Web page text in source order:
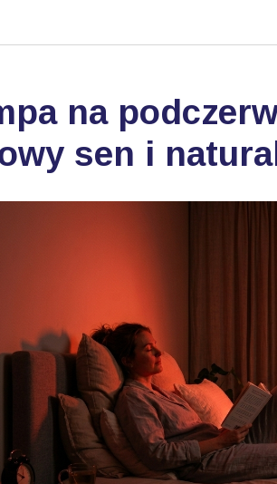
na
sen i